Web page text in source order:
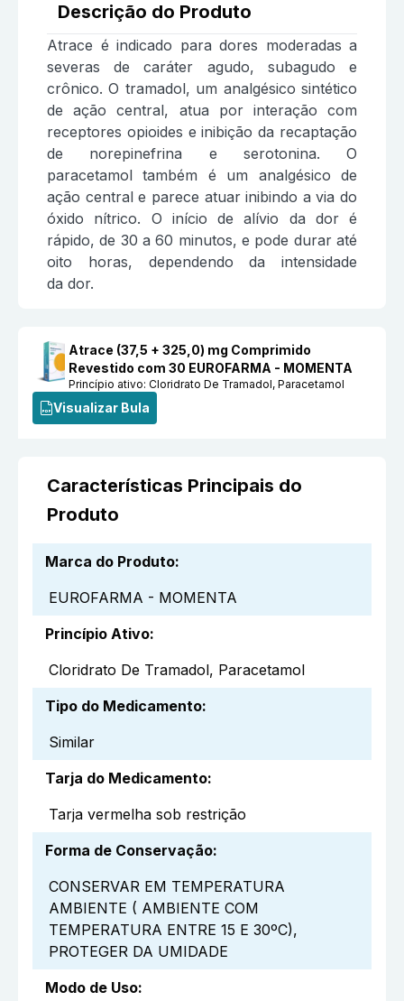
Descrição do Produto
Atrace é indicado para dores moderadas a
severas de caráter agudo, subagudo e
crônico. O tramadol, um analgésico sintético
de ação central, atua por interação com
receptores opioides e inibição da recaptação
de norepinefrina e serotonina. O
paracetamol também é um analgésico de
ação central e parece atuar inibindo a via do
óxido nítrico. O início de alívio da dor é
rápido, de 30 a 60 minutos, e pode durar até
oito horas, dependendo da intensidade
da dor.
Atrace (37,5 + 325,0) mg Comprimido
Revestido com 30 EUROFARMA - MOMENTA
Princípio ativo:Cloridrato De Tramadol, Paracetamol
Visualizar Bula
Características Principais do
Produto
Marca do Produto:
EUROFARMA - MOMENTA
Princípio Ativo:
Cloridrato De Tramadol, Paracetamol
Tipo do Medicamento:
Similar
Tarja do Medicamento:
Tarja vermelha sob restrição
Forma de Conservação:
CONSERVAR EM TEMPERATURA
AMBIENTE ( AMBIENTE COM
TEMPERATURA ENTRE 15 E 30ºC),
PROTEGER DA UMIDADE
Modo de Uso: